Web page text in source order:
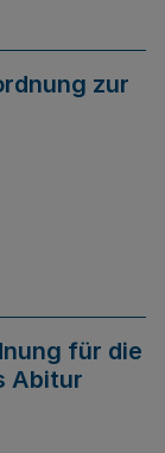
zur
für die
Abitur